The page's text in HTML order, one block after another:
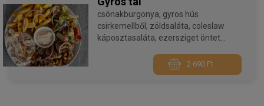
csónakburgonya, gyros hús
csirkemellből, zöldsaláta, coleslaw
káposztasaláta, ezersziget öntet
2 690 Ft